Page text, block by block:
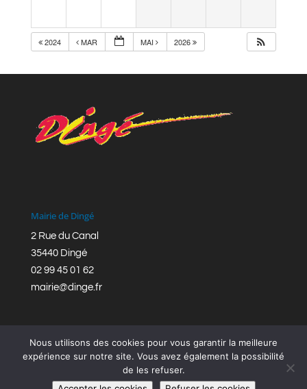
2024 MAR MAI 2026
Mairie de Dingé
2 Rue du Canal
35440 Dingé
02 99 45 01 62
mairie@dinge.fr
Réalisation © Mairie de Dingé,Bretagne Romantique
Nous utilisons des cookies pour vous garantir la meilleure
expérience sur notre site. Vous avez également la possibilité
de les refuser.